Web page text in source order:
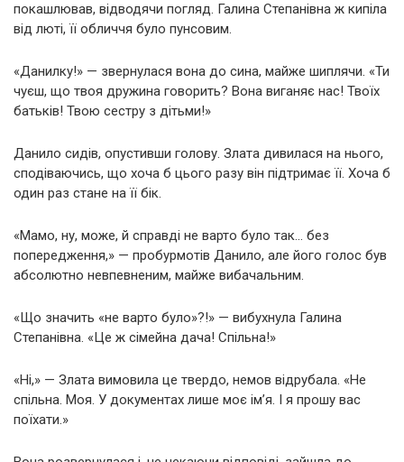
покашлював, відводячи погляд. Галина Степанівна ж кипіла
від люті, її обличчя було пунсовим.
«Данилку!» — звернулася вона до сина, майже шиплячи. «Ти
чуєш, що твоя дружина говорить? Вона виганяє нас! Твоїх
батьків! Твою сестру з дітьми!»
Данило сидів, опустивши голову. Злата дивилася на нього,
сподіваючись, що хоча б цього разу він підтримає її. Хоча б
один раз стане на її бік.
«Мамо, ну, може, й справді не варто було так… без
попередження,» — пробурмотів Данило, але його голос був
абсолютно невпевненим, майже вибачальним.
«Що значить «не варто було»?!» — вибухнула Галина
Степанівна. «Це ж сімейна дача! Спільна!»
«Ні,» — Злата вимовила це твердо, немов відрубала. «Не
спільна. Моя. У документах лише моє ім’я. І я прошу вас
поїхати.»